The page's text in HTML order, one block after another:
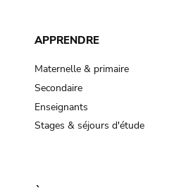
APPRENDRE
Maternelle & primaire
Secondaire
Enseignants
Stages & séjours d'étude